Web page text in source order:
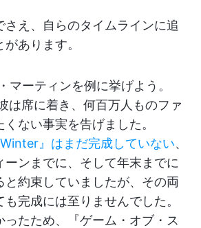
さえ、自らのタイムラインに追
あります。
マーティンを例に挙げよう。
は席に着き、何百万人ものファ
ない事実を告げました。
』はまだ完成していない、
ーンまでに、そして年末までに
と約束していましたが、その両
完成には至りませんでした。
ったため、『ゲーム・オブ・ス